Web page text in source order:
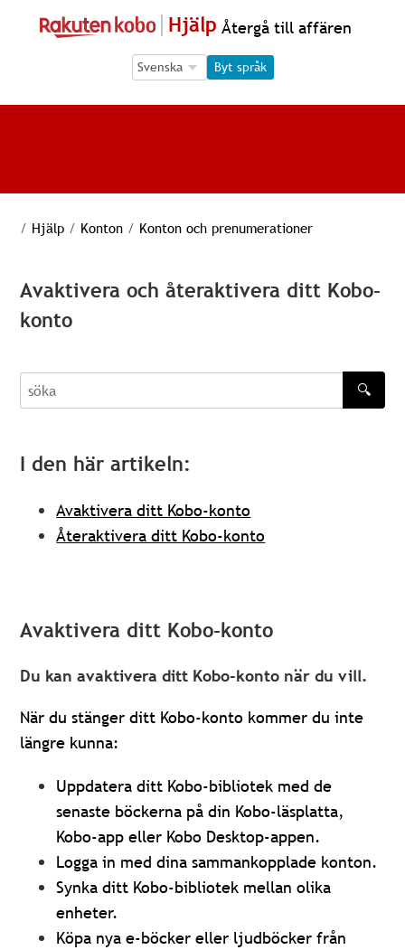
Hjälp Återgå till affären
Language Selection
Language Selection
Byt språk
/ Hjälp / Konton / Konton och prenumerationer
Avaktivera och återaktivera ditt Kobo-
konto
söka
🔍
I den här artikeln:
Avaktivera ditt Kobo-konto
Återaktivera ditt Kobo-konto
Avaktivera ditt Kobo-konto
Du kan avaktivera ditt Kobo-konto när du vill.
När du stänger ditt Kobo-konto kommer du inte
längre kunna:
Uppdatera ditt Kobo-bibliotek med de
senaste böckerna på din Kobo-läsplatta,
Kobo-app eller Kobo Desktop-appen.
Logga in med dina sammankopplade konton.
Synka ditt Kobo-bibliotek mellan olika
enheter.
Köpa nya e-böcker eller ljudböcker från